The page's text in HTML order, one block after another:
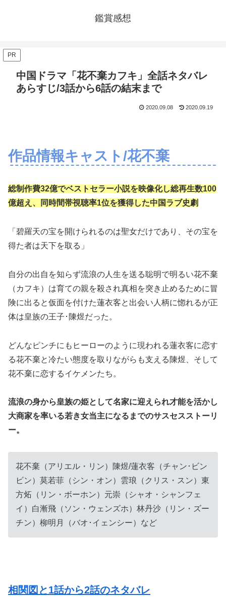
鑑賞感想
PR
中国ドラマ「花不棄カフキ」全話ネタバレ
あらすじ/3話から6話の結末まで
2020.09.08 2020.09.19
作品情報キャスト/花不棄
総制作費32億でベストセラー小説を映像化し総再生数100
億超え、同時間帯視聴率1位を獲得した中国ラブ史劇
「碧羅天の宝を開けられるのは聖女だけであり、その宝を
得た者は天下を取る」
自分の出自を知らず流浪の人生を送る聡明で明るい花不棄
（カフキ）は育ての親を殺され真相を突き止めるために冒
険に出ると仮面を付けた蓮衣客と出会い人柄に惚れるが正
体は皇族の王子･陳煜だった。
どんなピンチにもヒーローのように現われる蓮衣客に恋す
る花不棄と冷たい態度を取りながらも支える陳煜、そして
花不棄に恋するイケメンたち。
流浪の身から皇族の姫として名家に迎えられ才能を活かし
大商家を率いる若き女当主になるまでのサスセスストーリ
ー。
花不棄（アリエル・リン）陳煜/蓮衣客（チャン･ビン
ビン）莫若菲（シン・オン）雲琅（クリス・スン）東
方炻（リン・ボーホン）元崇（シャオ・シャンフェ
イ）白漸飛（ソン・ウェンズホ）林丹沙（リン・ズー
チン）柳明月（バオ･イェンシー）など
相関図と1話から2話のネタバレ